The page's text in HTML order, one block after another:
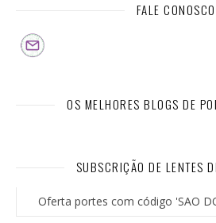
FALE
OS MELHORES BLOGS DE
SUBSCRIÇÃO DE LENTES
Oferta portes com código 'SAO